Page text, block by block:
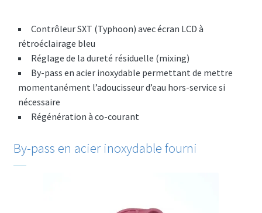
Contrôleur SXT (Typhoon) avec écran LCD à
rétroéclairage bleu
Réglage de la dureté résiduelle (mixing)
By-pass en acier inoxydable permettant de mettre
momentanément l’adoucisseur d’eau hors-service si
nécessaire
Régénération à co-courant
By-pass en acier inoxydable fourni